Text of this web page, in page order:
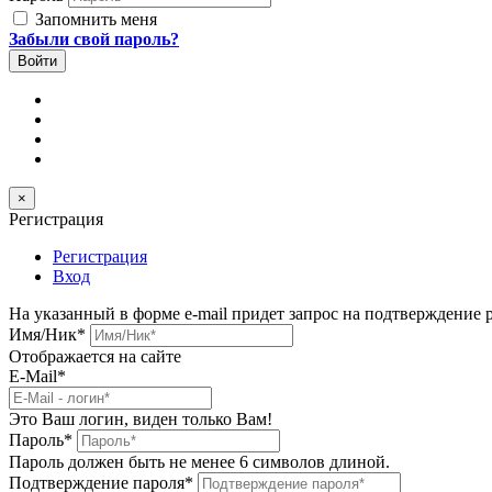
Запомнить меня
Забыли свой пароль?
×
Регистрация
Регистрация
Вход
На указанный в форме e-mail придет запрос на подтверждение
Имя/Ник*
Отображается на сайте
E-Mail*
Это Ваш логин, виден только Вам!
Пароль*
Пароль должен быть не менее 6 символов длиной.
Подтверждение пароля*